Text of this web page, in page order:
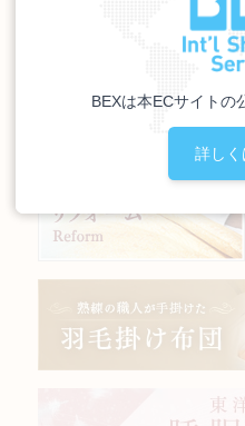
BEXは本ECサイトの
詳しく